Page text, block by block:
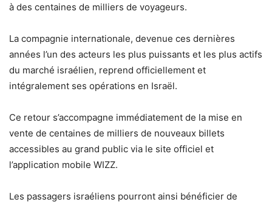
à des centaines de milliers de voyageurs.
La compagnie internationale, devenue ces dernières
années l’un des acteurs les plus puissants et les plus actifs
du marché israélien, reprend officiellement et
intégralement ses opérations en Israël.
Ce retour s’accompagne immédiatement de la mise en
vente de centaines de milliers de nouveaux billets
accessibles au grand public via le site officiel et
l’application mobile WIZZ.
Les passagers israéliens pourront ainsi bénéficier de